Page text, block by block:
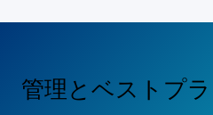
管理とベストプ